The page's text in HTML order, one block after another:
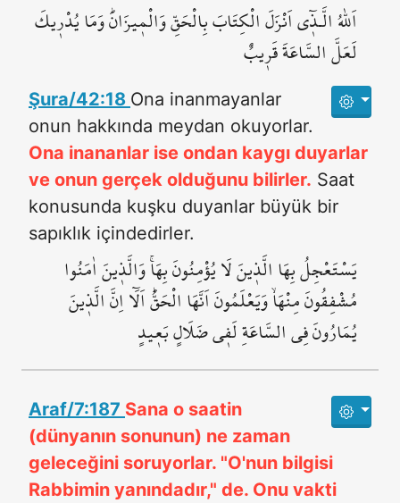
اَللّٰهُ الَّـذ۪ٓي اَنْزَلَ الْكِتَابَ بِالْحَقِّ وَالْم۪يزَانَۜ وَمَا يُدْر۪يكَ
لَعَلَّ السَّاعَةَ قَر۪يبٌ
Şura/42:18 Ona inanmayanlar
onun hakkında meydan okuyorlar.
Ona inananlar ise ondan kaygı duyarlar
ve onun gerçek olduğunu bilirler. Saat
konusunda kuşku duyanlar büyük bir
sapıklık içindedirler.
يَسْتَعْجِلُ بِهَا الَّذ۪ينَ لَا يُؤْمِنُونَ بِهَاۚ وَالَّذ۪ينَ اٰمَنُوا
مُشْفِقُونَ مِنْهَاۙ وَيَعْلَمُونَ اَنَّهَا الْحَقُّۜ اَلَٓا اِنَّ الَّذ۪ينَ
يُمَارُونَ فِي السَّاعَةِ لَف۪ي ضَلَالٍ بَع۪يدٍ
Araf/7:187 Sana o saatin
(dünyanın sonunun) ne zaman
geleceğini soruyorlar. "O'nun bilgisi
Rabbimin yanındadır," de. Onu vakti